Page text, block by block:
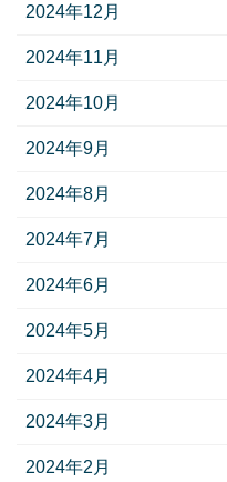
2024年12月
2024年11月
2024年10月
2024年9月
2024年8月
2024年7月
2024年6月
2024年5月
2024年4月
2024年3月
2024年2月